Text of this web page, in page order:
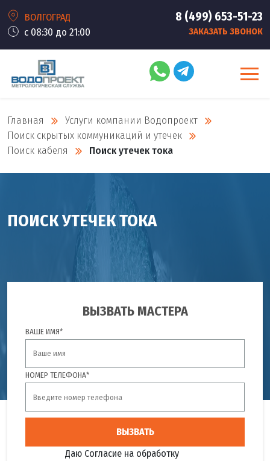
ВОЛГОГРАД
с 08:30 до 21:00
8 (499) 653-51-23
ЗАКАЗАТЬ ЗВОНОК
Главная
Услуги компании Водопроект
Поиск скрытых коммуникаций и утечек
Поиск кабеля
Поиск утечек тока
ПОИСК УТЕЧЕК ТОКА
ВЫЗВАТЬ МАСТЕРА
ВАШЕ ИМЯ*
НОМЕР ТЕЛЕФОНА*
ВЫЗВАТЬ
Даю Согласие на обработку